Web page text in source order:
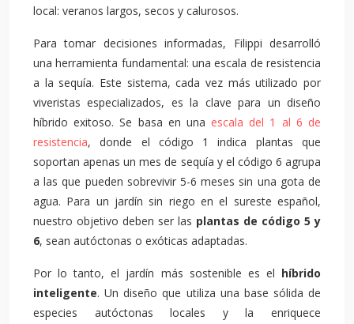
local: veranos largos, secos y calurosos.
Para tomar decisiones informadas, Filippi desarrolló
una herramienta fundamental: una escala de resistencia
a la sequía. Este sistema, cada vez más utilizado por
viveristas especializados, es la clave para un diseño
híbrido exitoso. Se basa en una escala del 1 al 6 de
resistencia, donde el código 1 indica plantas que
soportan apenas un mes de sequía y el código 6 agrupa
a las que pueden sobrevivir 5-6 meses sin una gota de
agua. Para un jardín sin riego en el sureste español,
nuestro objetivo deben ser las plantas de código 5 y
6, sean autóctonas o exóticas adaptadas.
Por lo tanto, el jardín más sostenible es el híbrido
inteligente. Un diseño que utiliza una base sólida de
especies autóctonas locales y la enriquece